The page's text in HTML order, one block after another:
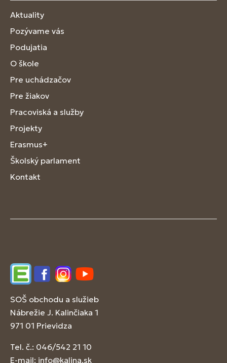
Aktuality
Pozývame vás
Podujatia
O škole
Pre uchádzačov
Pre žiakov
Pracoviská a služby
Projekty
Erasmus+
Školský parlament
Kontakt
EdupageFacebookInstagram
YouTube
SOŠ obchodu a služieb
Nábrežie J. Kalinčiaka 1
971 01 Prievidza
Tel. č.: 046/542 21 10
E-mail: info@kalina.sk